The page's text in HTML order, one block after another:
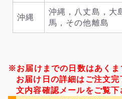
沖縄
沖縄，八丈島，大
馬，その他離島
※お届けまでの日数はあくま
お届け日の詳細はご注文
文内容確認メールをご覧下